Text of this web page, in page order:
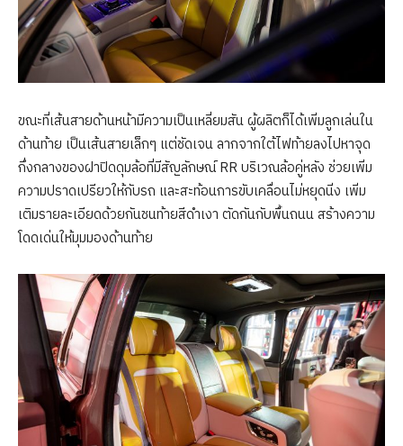
ขณะที่เส้นสายด้านหน้ามีความเป็นเหลี่ยมสัน ผู้ผลิตก็ได้เพิ่มลูกเล่นใน
ด้านท้าย เป็นเส้นสายเล็กๆ แต่ชัดเจน ลากจากใต้ไฟท้ายลงไปหาจุด
กึ่งกลางของฝาปิดดุมล้อที่มีสัญลักษณ์ RR บริเวณล้อคู่หลัง ช่วยเพิ่ม
ความปราดเปรียวให้กับรถ และสะท้อนการขับเคลื่อนไม่หยุดนิ่ง เพิ่ม
เติมรายละเอียดด้วยกันชนท้ายสีดำเงา ตัดกันกับพื้นถนน สร้างความ
โดดเด่นให้มุมมองด้านท้าย